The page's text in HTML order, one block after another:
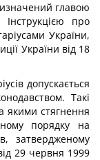
главою
про
України,
України від 18
допускається
Такі
якими стягнення
порядку на
затвердженому
29 червня 1999